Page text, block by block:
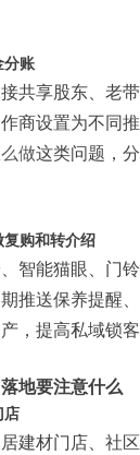
分账
共享股东、老
商设置为不同
做这类问题，
复购和转介绍
智能猫眼、门
推送保养提醒
，提高私域锁客
地要注意什么
店
建材门店、社